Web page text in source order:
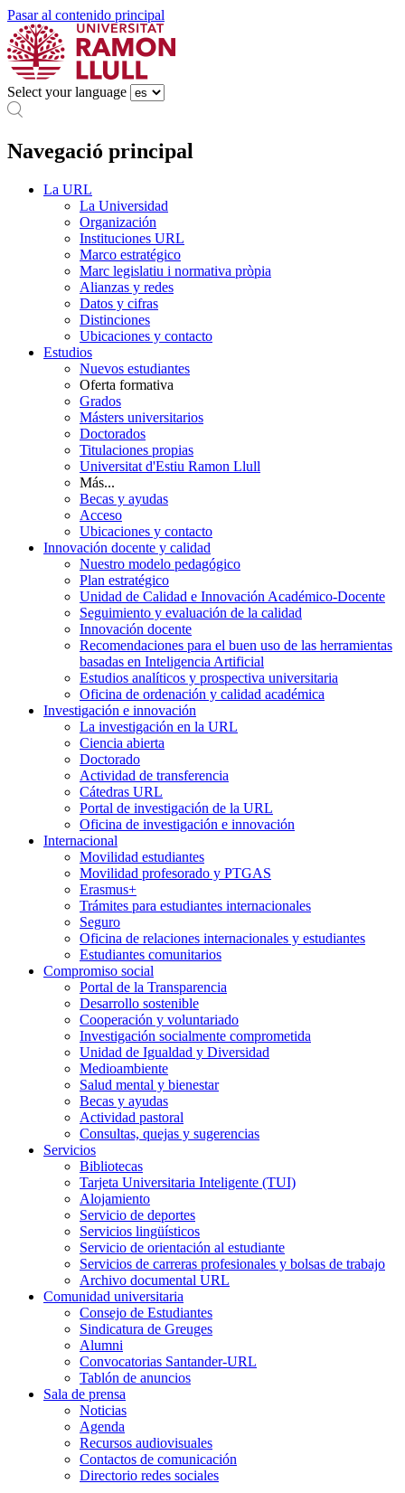
Pasar al contenido principal
Select your language
Navegació principal
La URL
La Universidad
Organización
Instituciones URL
Marco estratégico
Marc legislatiu i normativa pròpia
Alianzas y redes
Datos y cifras
Distinciones
Ubicaciones y contacto
Estudios
Nuevos estudiantes
Oferta formativa
Grados
Másters universitarios
Doctorados
Titulaciones propias
Universitat d'Estiu Ramon Llull
Más...
Becas y ayudas
Acceso
Ubicaciones y contacto
Innovación docente y calidad
Nuestro modelo pedagógico
Plan estratégico
Unidad de Calidad e Innovación Académico-Docente
Seguimiento y evaluación de la calidad
Innovación docente
Recomendaciones para el buen uso de las herramientas
basadas en Inteligencia Artificial
Estudios analíticos y prospectiva universitaria
Oficina de ordenación y calidad académica
Investigación e innovación
La investigación en la URL
Ciencia abierta
Doctorado
Actividad de transferencia
Cátedras URL
Portal de investigación de la URL
Oficina de investigación e innovación
Internacional
Movilidad estudiantes
Movilidad profesorado y PTGAS
Erasmus+
Trámites para estudiantes internacionales
Seguro
Oficina de relaciones internacionales y estudiantes
Estudiantes comunitarios
Compromiso social
Portal de la Transparencia
Desarrollo sostenible
Cooperación y voluntariado
Investigación socialmente comprometida
Unidad de Igualdad y Diversidad
Medioambiente
Salud mental y bienestar
Becas y ayudas
Actividad pastoral
Consultas, quejas y sugerencias
Servicios
Bibliotecas
Tarjeta Universitaria Inteligente (TUI)
Alojamiento
Servicio de deportes
Servicios lingüísticos
Servicio de orientación al estudiante
Servicios de carreras profesionales y bolsas de trabajo
Archivo documental URL
Comunidad universitaria
Consejo de Estudiantes
Sindicatura de Greuges
Alumni
Convocatorias Santander-URL
Tablón de anuncios
Sala de prensa
Noticias
Agenda
Recursos audiovisuales
Contactos de comunicación
Directorio redes sociales